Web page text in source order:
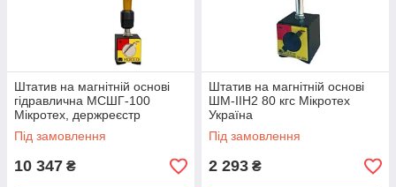
Штатив на магнітній основі
гідравлична МСШГ-100
Мікротех, держреєстр
№У1987-95, Україна
Під замовлення
10 347 ₴
Штатив на магнітній основі
ШМ-ІІН2 80 кгс Мікротех
Україна
Під замовлення
2 293 ₴